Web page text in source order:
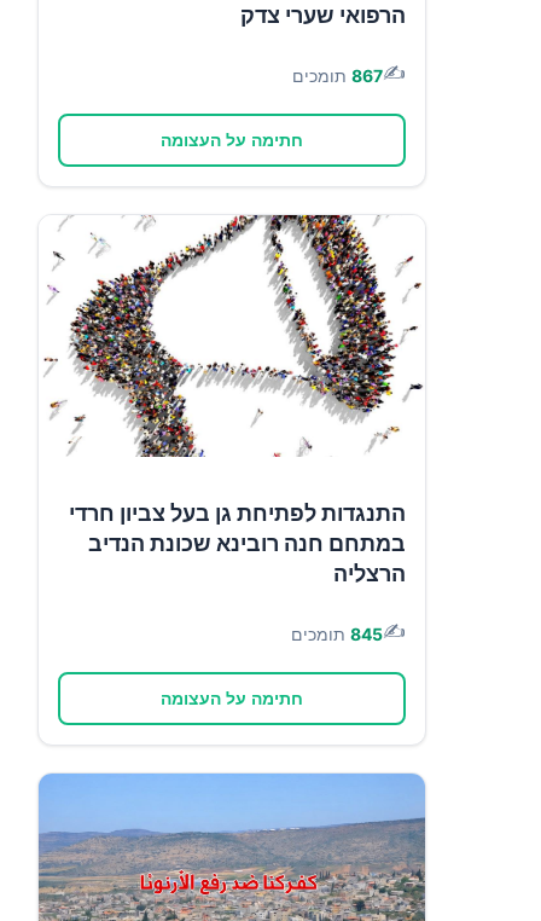
הרפואי שערי צדק
✍️
867 תומכים
חתימה על העצומה
התנגדות לפתיחת גן בעל צביון חרדי
במתחם חנה רובינא שכונת הנדיב
הרצליה
✍️
845 תומכים
חתימה על העצומה